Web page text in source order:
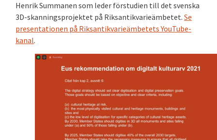
Henrik Summanen som leder förstudien till det svenska
3D-skanningsprojektet på Riksantikvarieämbetet. Se
presentationen på Riksantikvarieämbetets YouTube-
kanal.